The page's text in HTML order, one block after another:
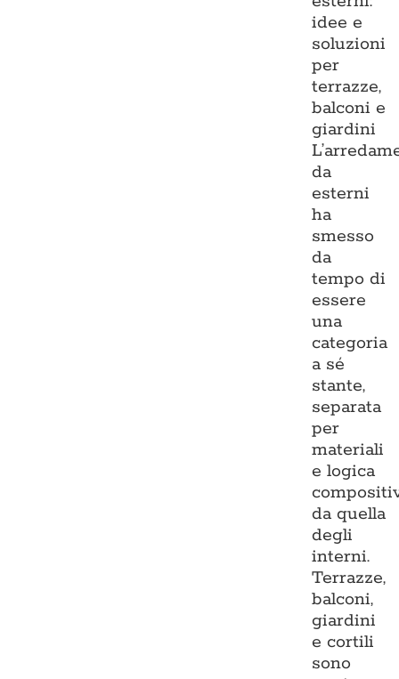
idee e
soluzioni
per
terrazze,
balconi e
giardini
da
esterni
ha
smesso
da
tempo di
essere
una
categoria
a sé
stante,
separata
per
materiali
e logica
da quella
degli
interni.
Terrazze,
balconi,
giardini
e cortili
sono